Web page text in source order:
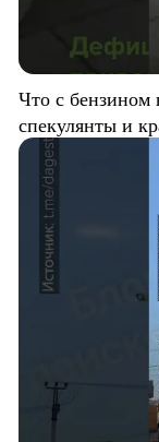
Что с
спекулянты и